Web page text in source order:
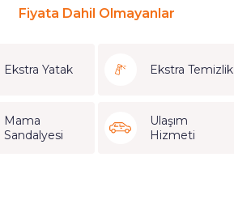
Fiyata Dahil Olmayanlar
Ekstra Yatak Ekstra Temizlik
Mama
Sandalyesi
Ulaşım
Hizmeti